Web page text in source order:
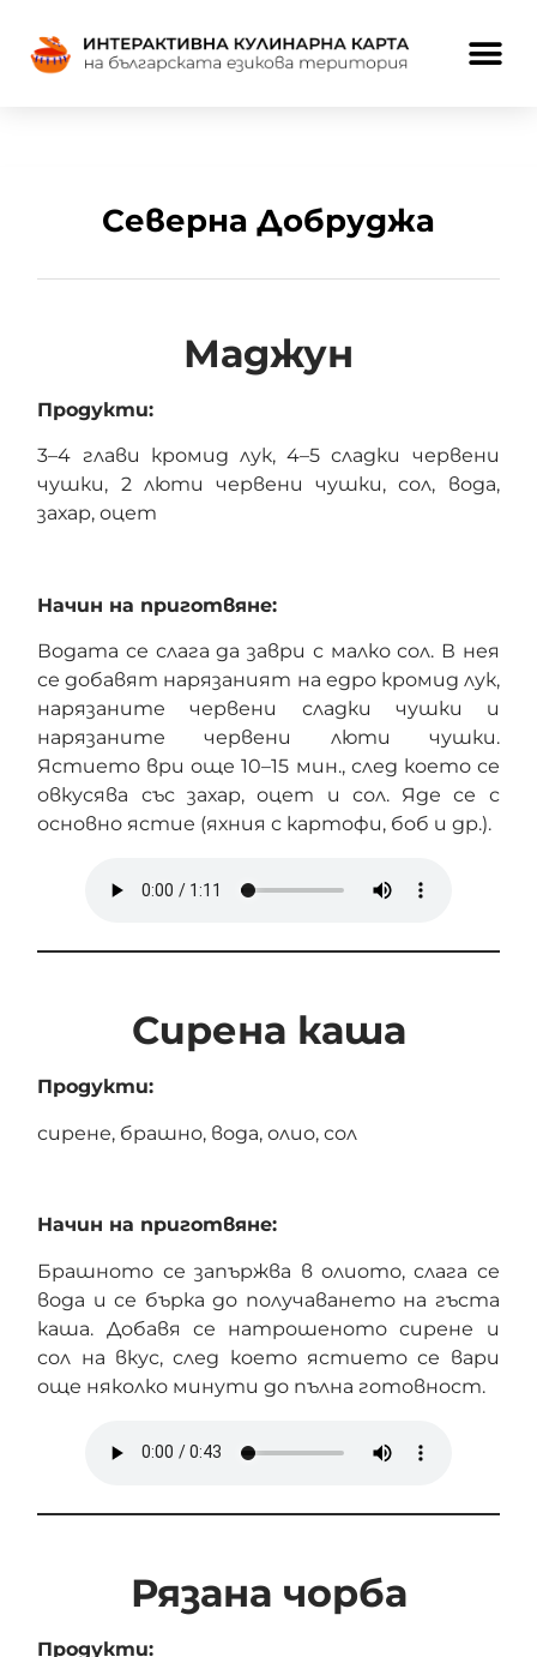
Северна Добруджа
Маджун
Продукти:
3–4 глави кромид лук, 4–5 сладки червени
чушки, 2 люти червени чушки, сол, вода,
захар, оцет
Начин на приготвяне:
Водата се слага да заври с малко сол. В нея
се добавят нарязаният на едро кромид лук,
нарязаните червени сладки чушки и
нарязаните червени люти чушки.
Ястието ври още 10–15 мин., след което се
овкусява със захар, оцет и сол. Яде се с
основно ястие (яхния с картофи, боб и др.).
Сирена каша
Продукти:
сирене, брашно, вода, олио, сол
Начин на приготвяне:
Брашното се запържва в олиото, слага се
вода и се бърка до получаването на гъста
каша. Добавя се натрошеното сирене и
сол на вкус, след което ястието се вари
още няколко минути до пълна готовност.
Рязана чорба
Продукти: